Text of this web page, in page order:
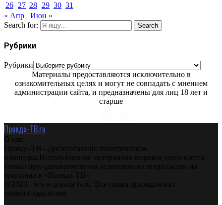
26 27 28 29 30 31
« Апр
Июн »
Search for:
Search
Рубрики
Рубрики
Материалы предоставляются исключительно в
ознакомительных целях и могут не совпадать с мнением
администрации сайта, и предназначены для лиц 18 лет и
старше
Правда-ТВ.ru
О нас
Правда-ТВ - Дискуссионно политическая
площадка.Использование материалов издания допускается
только при одновременном размещении гиперссылки на
оригинал в «Правда-ТВ»
@2023 - www.pravda-tv.ru. Все права принадлежат
правообладателям.